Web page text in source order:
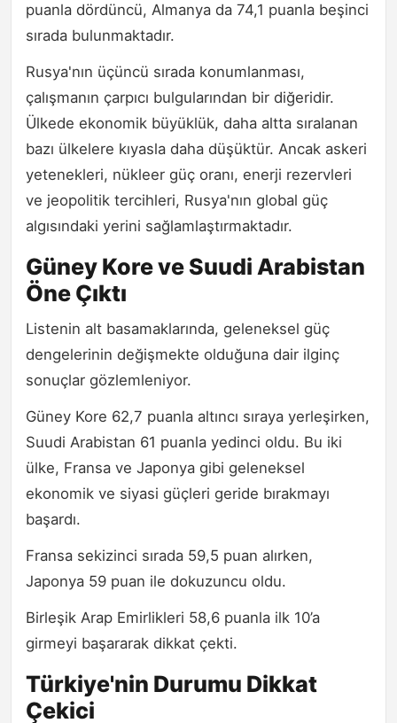
puanla dördüncü, Almanya da 74,1 puanla beşinci
sırada bulunmaktadır.
Rusya'nın üçüncü sırada konumlanması,
çalışmanın çarpıcı bulgularından bir diğeridir.
Ülkede ekonomik büyüklük, daha altta sıralanan
bazı ülkelere kıyasla daha düşüktür. Ancak askeri
yetenekleri, nükleer güç oranı, enerji rezervleri
ve jeopolitik tercihleri, Rusya'nın global güç
algısındaki yerini sağlamlaştırmaktadır.
Güney Kore ve Suudi Arabistan
Öne Çıktı
Listenin alt basamaklarında, geleneksel güç
dengelerinin değişmekte olduğuna dair ilginç
sonuçlar gözlemleniyor.
Güney Kore 62,7 puanla altıncı sıraya yerleşirken,
Suudi Arabistan 61 puanla yedinci oldu. Bu iki
ülke, Fransa ve Japonya gibi geleneksel
ekonomik ve siyasi güçleri geride bırakmayı
başardı.
Fransa sekizinci sırada 59,5 puan alırken,
Japonya 59 puan ile dokuzuncu oldu.
Birleşik Arap Emirlikleri 58,6 puanla ilk 10’a
girmeyi başararak dikkat çekti.
Türkiye'nin Durumu Dikkat
Çekici